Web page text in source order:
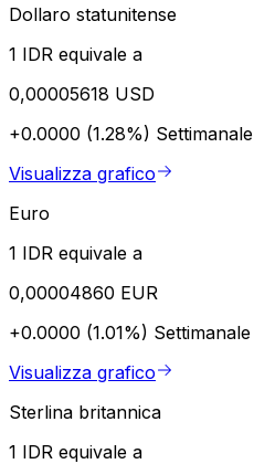
Dollaro statunitense
1 IDR equivale a
0,00005618 USD
+0.0000 (1.28%) Settimanale
Visualizza grafico
Euro
1 IDR equivale a
0,00004860 EUR
+0.0000 (1.01%) Settimanale
Visualizza grafico
Sterlina britannica
1 IDR equivale a